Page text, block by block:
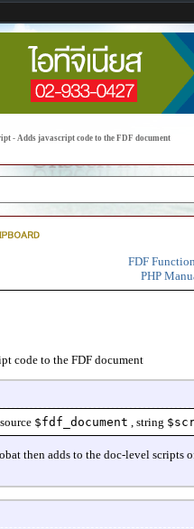
- Adds javascript code to the FDF document
FDF
PHP
code to the FDF document
$fdf_document string
then adds to the doc-level scripts